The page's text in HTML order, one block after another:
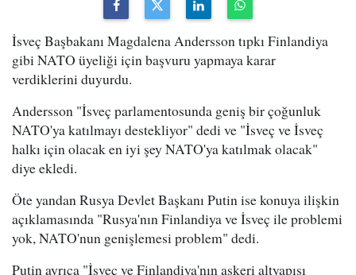
İsveç Başbakanı Magdalena Andersson tıpkı Finlandiya
gibi NATO üyeliği için başvuru yapmaya karar
verdiklerini duyurdu.
Andersson "İsveç parlamentosunda geniş bir çoğunluk
NATO'ya katılmayı destekliyor" dedi ve "İsveç ve İsveç
halkı için olacak en iyi şey NATO'ya katılmak olacak"
diye ekledi.
Öte yandan Rusya Devlet Başkanı Putin ise konuya ilişkin
açıklamasında "Rusya'nın Finlandiya ve İsveç ile problemi
yok, NATO'nun genişlemesi problem" dedi.
Putin ayrıca "İsveç ve Finlandiya'nın askeri altyapısı